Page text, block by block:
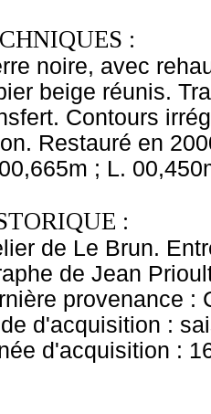
:
noire, avec
beige réunis.
Contours
Restauré en
; L.
:
de Le Brun.
de Jean
provenance :
d'acquisition :
d'acquisition :